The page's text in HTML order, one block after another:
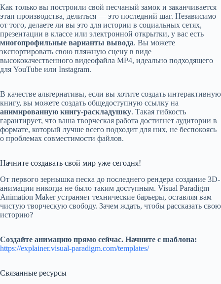
Как только вы построили свой песчаный замок и заканчивается
этап производства, делиться — это последний шаг. Независимо
от того, делаете ли вы это для истории в социальных сетях,
презентации в классе или электронной открытки, у вас есть
многопрофильные варианты вывода. Вы можете
экспортировать свою пляжную сцену в виде
высококачественного видеофайла MP4, идеально подходящего
для YouTube или Instagram.
В качестве альтернативы, если вы хотите создать интерактивную
книгу, вы можете создать общедоступную ссылку на
анимированную книгу-раскладушку. Такая гибкость
гарантирует, что ваша творческая работа достигнет аудитории в
формате, который лучше всего подходит для них, не беспокоясь
о проблемах совместимости файлов.
Начните создавать свой мир уже сегодня!
От первого зернышка песка до последнего рендера создание 3D-
анимации никогда не было таким доступным. Visual Paradigm
Animation Maker устраняет технические барьеры, оставляя вам
чистую творческую свободу. Зачем ждать, чтобы рассказать свою
историю?
Создайте анимацию прямо сейчас. Начните с шаблона:
https://explainer.visual-paradigm.com/templates/
Связанные ресурсы